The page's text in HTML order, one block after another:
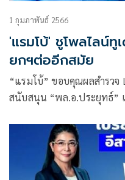
1 กุมภาพันธ์ 2566
'แรมโบ้' ชูโพลไลน์
ยกฯต่ออีกสมัย
“แรมโบ้” ขอบคุณผลสำรวจ
สนับสนุน “พล.อ.ประยุทธ์”
ต่างกับบางพรรคที่ประกาศห
กลับประเทศ